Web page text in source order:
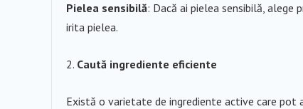
Pielea sensibilă: Dacă ai pielea sensibilă,
irita pielea.
Caută ingrediente eficiente
Există o varietate de ingrediente active care